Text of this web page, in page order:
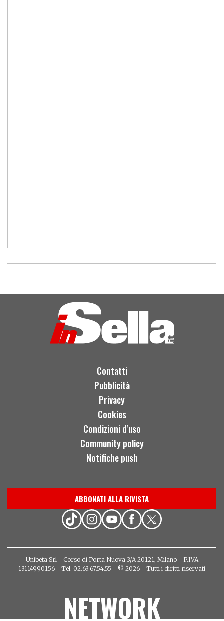
Contatti
Pubblicità
Privacy
Cookies
Condizioni d'uso
Community policy
Notifiche push
ABBONATI ALLA RIVISTA
Unibeta Srl - Corso di Porta Nuova 3/A 20121, Milano - P.IVA
13114990156 - Tel: 02.63.67.54.55 - © 2026 - Tutti i diritti riservati
NETWORK